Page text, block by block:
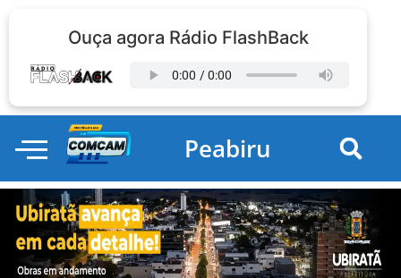
Ouça agora Rádio FlashBack
Peabiru